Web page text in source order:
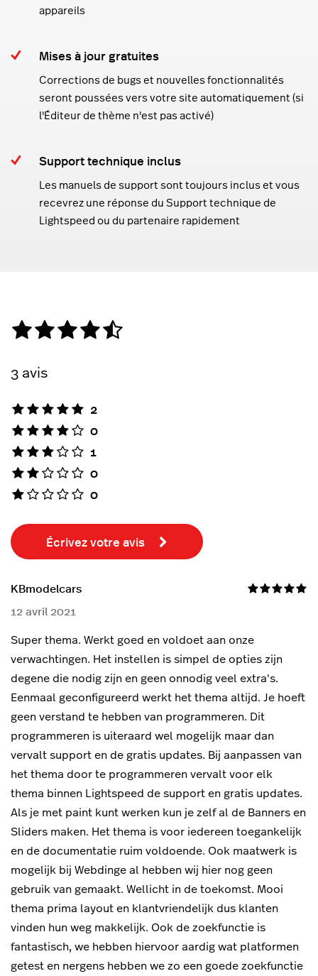
appareils
Mises à jour gratuites
Corrections de bugs et nouvelles fonctionnalités
seront poussées vers votre site automatiquement (si
l'Éditeur de thème n'est pas activé)
Support technique inclus
Les manuels de support sont toujours inclus et vous
recevrez une réponse du Support technique de
Lightspeed ou du partenaire rapidement
3 avis
2
0
1
0
0
Écrivez votre avis
KBmodelcars
12 avril 2021
Super thema. Werkt goed en voldoet aan onze
verwachtingen. Het instellen is simpel de opties zijn
degene die nodig zijn en geen onnodig veel extra's.
Eenmaal geconfigureerd werkt het thema altijd. Je hoeft
geen verstand te hebben van programmeren. Dit
programmeren is uiteraard wel mogelijk maar dan
vervalt support en de gratis updates. Bij aanpassen van
het thema door te programmeren vervalt voor elk
thema binnen Lightspeed de support en gratis updates.
Als je met paint kunt werken kun je zelf al de Banners en
Sliders maken. Het thema is voor iedereen toegankelijk
en de documentatie ruim voldoende. Ook maatwerk is
mogelijk bij Webdinge al hebben wij hier nog geen
gebruik van gemaakt. Wellicht in de toekomst. Mooi
thema prima layout en klantvriendelijk dus klanten
vinden hun weg makkelijk. Ook de zoekfunctie is
fantastisch, we hebben hiervoor aardig wat platformen
getest en nergens hebben we zo een goede zoekfunctie